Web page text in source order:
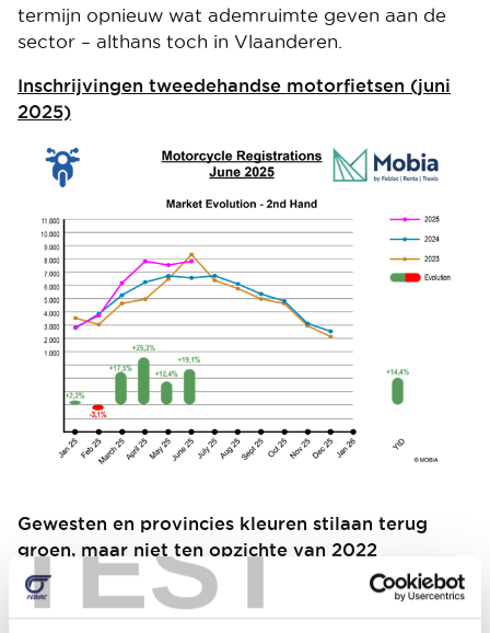
TEST
termijn opnieuw wat ademruimte geven aan de
sector – althans toch in Vlaanderen.
Inschrijvingen tweedehandse motorfietsen (juni
2025)
Image
Gewesten en provincies kleuren stilaan terug
groen, maar niet ten opzichte van 2022
Vlaanderen is ook in 2025 de grootste
tweedehandsmarkt (60,0%), met Wallonië op